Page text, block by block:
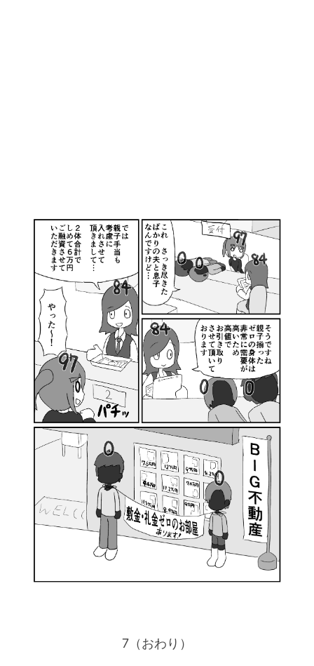
7（おわり）